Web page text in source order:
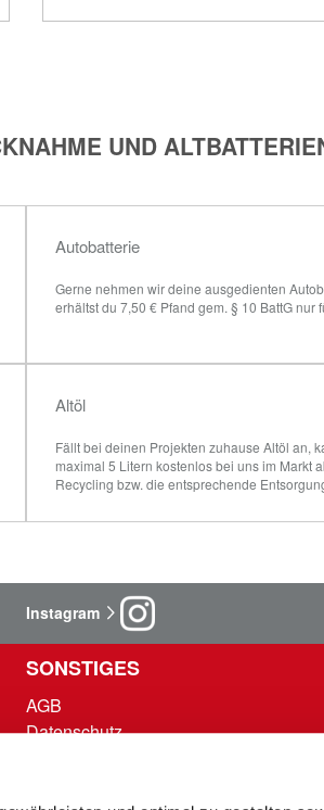
UND
Autobatterie
Gerne nehmen wir deine ausgedienten
erhältst du 7,50 € Pfand gem. § 10 BattG
Altöl
Fällt bei deinen Projekten zuhause Altöl an,
maximal 5 Litern kostenlos bei uns im Markt
Recycling bzw. die entsprechende
Instagram
SONSTIGES
AGB
Datenschutz